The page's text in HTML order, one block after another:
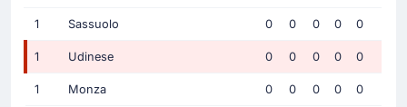
1 Sassuolo 0 0 0 0 0
1 Udinese 0 0 0 0 0
1 Monza 0 0 0 0 0